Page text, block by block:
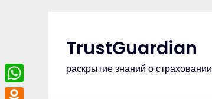
TrustGuardian
раскрытие знаний о страховании
WhatsApp